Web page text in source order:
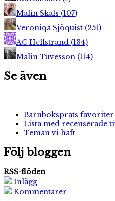
Malin Skals (107)
Veroniqa Sjöquist (251)
AC Hellstrand (134)
Malin Tuvesson (114)
Se även
Barnboksprats favoriter
Lista med recenserade
Teman vi haft
Följ bloggen
RSS-flöden
Inlägg
Kommentarer